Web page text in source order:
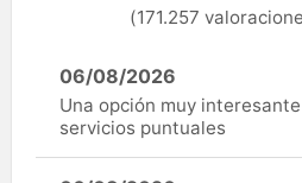
(171.257
06/08/2026
Una opción muy
servicios puntuales